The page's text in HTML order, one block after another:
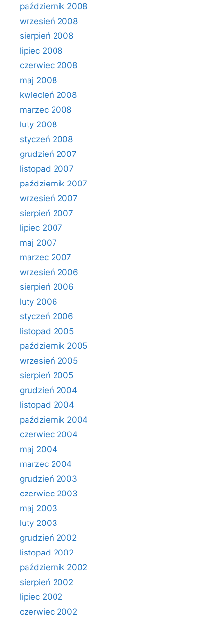
październik 2008
wrzesień 2008
sierpień 2008
lipiec 2008
czerwiec 2008
maj 2008
kwiecień 2008
marzec 2008
luty 2008
styczeń 2008
grudzień 2007
listopad 2007
październik 2007
wrzesień 2007
sierpień 2007
lipiec 2007
maj 2007
marzec 2007
wrzesień 2006
sierpień 2006
luty 2006
styczeń 2006
listopad 2005
październik 2005
wrzesień 2005
sierpień 2005
grudzień 2004
listopad 2004
październik 2004
czerwiec 2004
maj 2004
marzec 2004
grudzień 2003
czerwiec 2003
maj 2003
luty 2003
grudzień 2002
listopad 2002
październik 2002
sierpień 2002
lipiec 2002
czerwiec 2002